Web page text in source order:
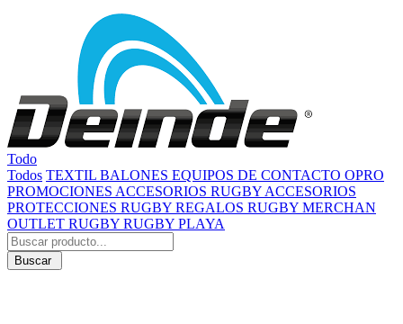
Todo
Todos TEXTIL BALONES EQUIPOS DE CONTACTO OPRO
PROMOCIONES ACCESORIOS RUGBY ACCESORIOS
PROTECCIONES RUGBY REGALOS RUGBY MERCHAN
OUTLET RUGBY RUGBY PLAYA
Buscar